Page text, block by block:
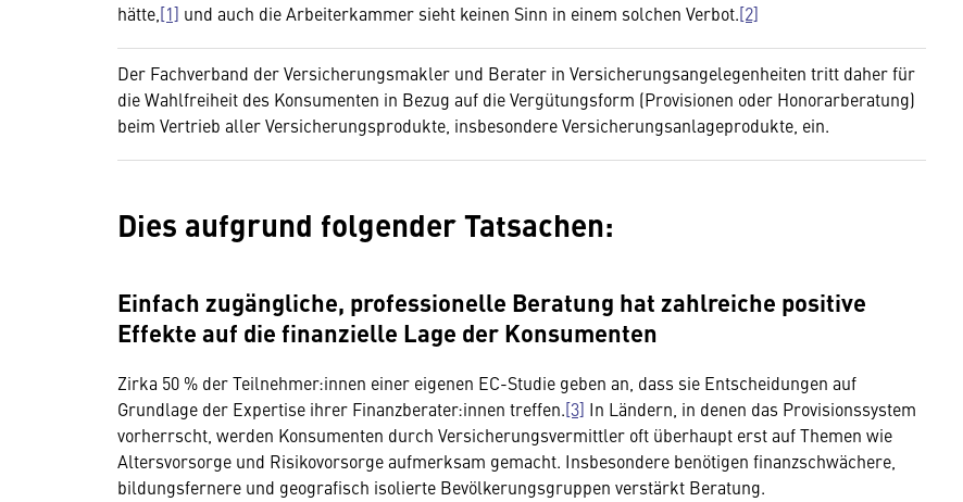
hätte, [1] und auch die Arbeiterkammer sieht keinen Sinn in einem solchen Verbot.[2]
Der Fachverband der Versicherungsmakler und Berater in Versicherungsangelegenheiten tritt daher für
die Wahlfreiheit des Konsumenten in Bezug auf die Vergütungsform (Provisionen oder Honorarberatung)
beim Vertrieb aller Versicherungsprodukte, insbesondere Versicherungsanlageprodukte, ein.
Dies aufgrund folgender Tatsachen:
Einfach zugängliche, professionelle Beratung hat zahlreiche positive
Effekte auf die finanzielle Lage der Konsumenten
Zirka 50 % der Teilnehmer:innen einer eigenen EC-Studie geben an, dass sie Entscheidungen auf
Grundlage der Expertise ihrer Finanzberater:innen treffen.[3] In Ländern, in denen das Provisionssystem
vorherrscht, werden Konsumenten durch Versicherungsvermittler oft überhaupt erst auf Themen wie
Altersvorsorge und Risikovorsorge aufmerksam gemacht. Insbesondere benötigen finanzschwächere,
bildungsfernere und geografisch isolierte Bevölkerungsgruppen verstärkt Beratung.